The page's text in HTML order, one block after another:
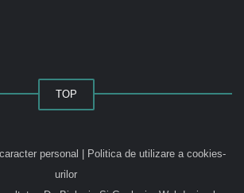
TOP
personal
Politica de utilizare a cookies-
urilor